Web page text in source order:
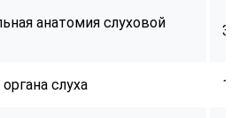
анатомия слуховой
32
слуха 16